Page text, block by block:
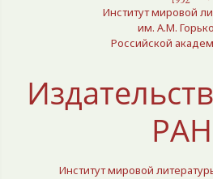
Институт мировой
им. А.М.
Российской
РАН
Институт мировой